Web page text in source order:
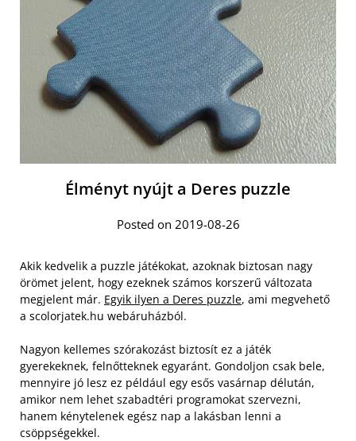
Élményt nyújt a Deres puzzle
Posted on 2019-08-26
Akik kedvelik a puzzle játékokat, azoknak biztosan nagy
örömet jelent, hogy ezeknek számos korszerű változata
megjelent már. Egyik ilyen a Deres puzzle, ami megvehető
a scolorjatek.hu webáruházból.
Nagyon kellemes szórakozást biztosít ez a játék
gyerekeknek, felnőtteknek egyaránt. Gondoljon csak bele,
mennyire jó lesz ez például egy esős vasárnap délután,
amikor nem lehet szabadtéri programokat szervezni,
hanem kénytelenek egész nap a lakásban lenni a
csöppségekkel.